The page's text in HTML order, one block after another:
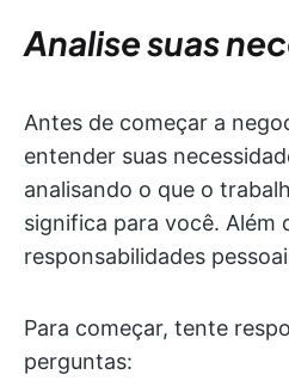
Analise suas
Antes de começar a
entender suas
analisando o que o
significa para você. Além
responsabilidades
Para começar, tente
perguntas: